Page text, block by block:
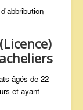
âgés de 22
et ayant